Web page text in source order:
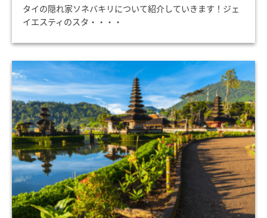
タイの隠れ家ソネバキリについて紹介していきます！ジェ
イエスティのスタ・・・・